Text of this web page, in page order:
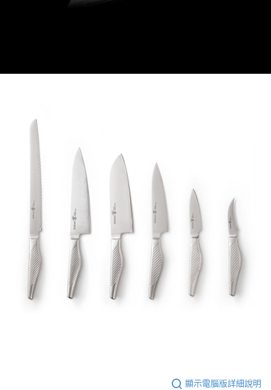
顯示電腦版詳細說明